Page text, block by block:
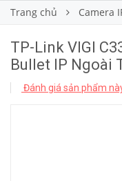
Trang chủ Camera
TP-Link VIGI
Bullet IP Ngoài
Đánh giá sản phẩm